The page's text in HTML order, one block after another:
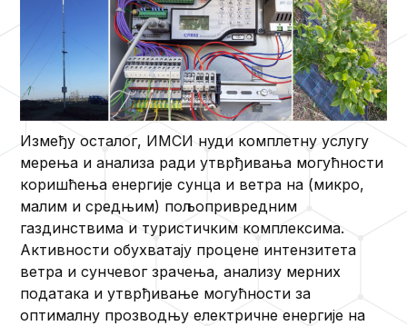
Између осталог, ИМСИ нуди комплетну услугу
мерења и анализа ради утврђивања могућности
коришћења енергије сунца и ветра на (микро,
малим и средњим) пољопривредним
газдинствима и туристичким комплексима.
Активности обухватају процене интензитета
ветра и сунчевог зрачења, анализу мерних
података и утврђивање могућности за
оптималну прозводњу електричне енергије на